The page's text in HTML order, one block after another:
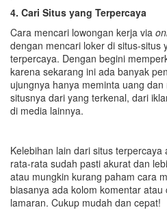
4. Cari Situs yang Terpercaya
Cara mencari lowongan kerja via
dengan mencari loker di situs-situs
terpercaya. Dengan begini
karena sekarang ini ada banyak
ujungnya hanya meminta uang
situsnya dari yang terkenal, dari
di media lainnya.
Kelebihan lain dari situs
rata-rata sudah pasti akurat dan
atau mungkin kurang paham cara
biasanya ada kolom komentar
lamaran. Cukup mudah dan cepat!